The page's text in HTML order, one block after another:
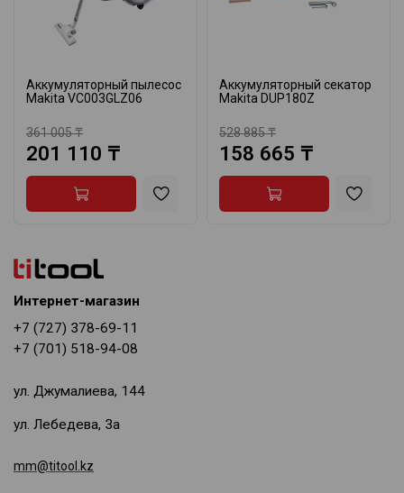
Аккумуляторный пылесос
Makita VC003GLZ06
361 005 ₸
201 110 ₸
Аккумуляторный секатор
Makita DUP180Z
528 885 ₸
158 665 ₸
Интернет-магазин
+7 (727) 378-69-11
+7 (701) 518-94-08
ул. Джумалиева, 144
ул. Лебедева, 3а
mm@titool.kz